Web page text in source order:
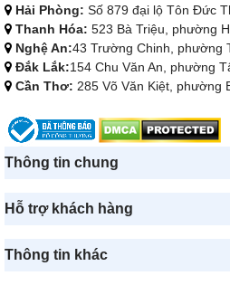
Hải Phòng: Số 879 đại lộ Tôn Đức
Thanh Hóa: 523 Bà Triệu, phường
Nghệ An:43 Trường Chinh, phường
Đắk Lắk:154 Chu Văn An, phường
Cần Thơ: 285 Võ Văn Kiệt, phường
Thông tin chung
Hỗ trợ khách hàng
Thông tin khác